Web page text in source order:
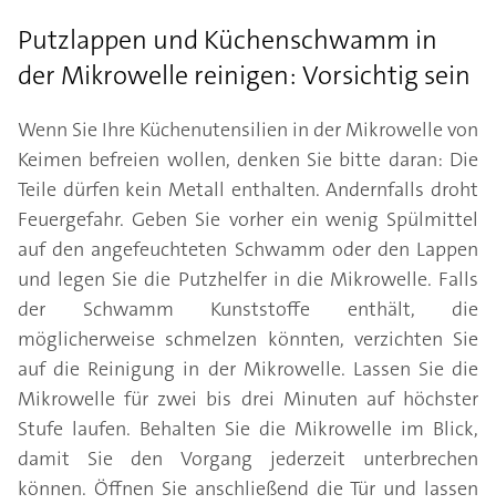
Putzlappen und Küchenschwamm in
der Mikrowelle reinigen: Vorsichtig sein
Wenn Sie Ihre Küchenutensilien in der Mikrowelle von
Keimen befreien wollen, denken Sie bitte daran: Die
Teile dürfen kein Metall enthalten. Andernfalls droht
Feuergefahr. Geben Sie vorher ein wenig Spülmittel
auf den angefeuchteten Schwamm oder den Lappen
und legen Sie die Putzhelfer in die Mikrowelle. Falls
der Schwamm Kunststoffe enthält, die
möglicherweise schmelzen könnten, verzichten Sie
auf die Reinigung in der Mikrowelle. Lassen Sie die
Mikrowelle für zwei bis drei Minuten auf höchster
Stufe laufen. Behalten Sie die Mikrowelle im Blick,
damit Sie den Vorgang jederzeit unterbrechen
können. Öffnen Sie anschließend die Tür und lassen